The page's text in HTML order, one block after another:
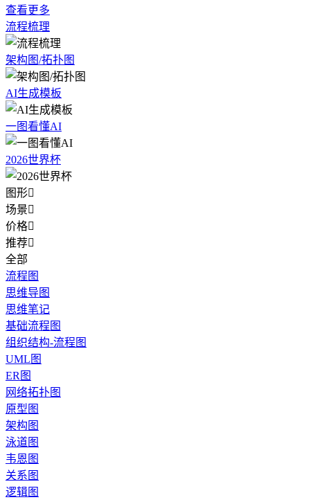
查看更多
流程梳理
架构图/拓扑图
AI生成模板
一图看懂AI
2026世界杯
图形
场景
价格
推荐
全部
流程图
思维导图
思维笔记
基础流程图
组织结构-流程图
UML图
ER图
网络拓扑图
原型图
架构图
泳道图
韦恩图
关系图
逻辑图